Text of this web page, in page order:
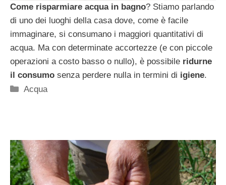
Come risparmiare acqua in bagno? Stiamo parlando
di uno dei luoghi della casa dove, come è facile
immaginare, si consumano i maggiori quantitativi di
acqua. Ma con determinate accortezze (e con piccole
operazioni a costo basso o nullo), è possibile ridurne
il consumo senza perdere nulla in termini di igiene.
Categorie
Acqua